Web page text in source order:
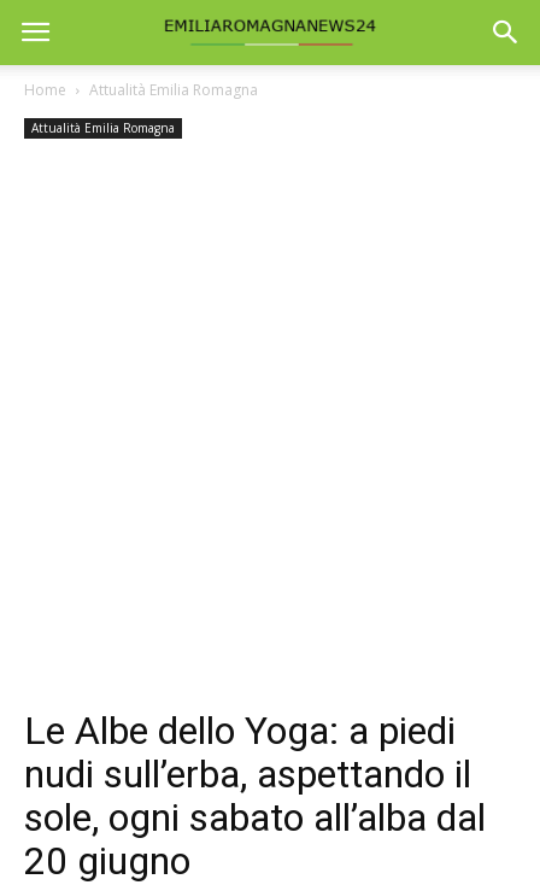
Home Attualità Emilia Romagna
Attualità Emilia Romagna
Le Albe dello Yoga: a piedi
nudi sull’erba, aspettando il
sole, ogni sabato all’alba dal
20 giugno